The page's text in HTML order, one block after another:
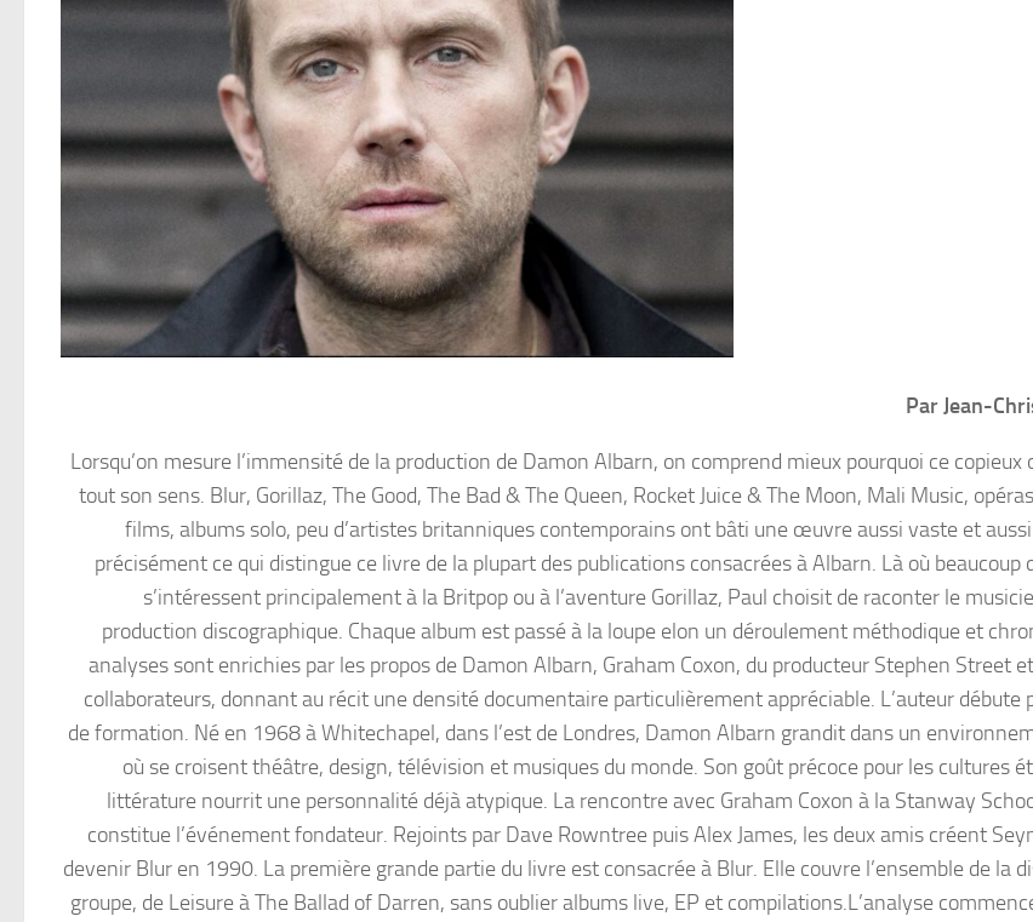
Par Jean-
Lorsqu’on mesure l’immensité de la production de Damon Albarn, on comprend mieux pourquoi ce copieux
tout son sens. Blur, Gorillaz, The Good, The Bad & The Queen, Rocket Juice & The Moon, Mali Music,
films, albums solo, peu d’artistes britanniques contemporains ont bâti une œuvre aussi vaste et aussi
précisément ce qui distingue ce livre de la plupart des publications consacrées à Albarn. Là où beaucoup
s’intéressent principalement à la Britpop ou à l’aventure Gorillaz, Paul choisit de raconter le
production discographique. Chaque album est passé à la loupe elon un déroulement méthodique et
analyses sont enrichies par les propos de Damon Albarn, Graham Coxon, du producteur Stephen Street
collaborateurs, donnant au récit une densité documentaire particulièrement appréciable. L’auteur débute
de formation. Né en 1968 à Whitechapel, dans l’est de Londres, Damon Albarn grandit dans un
où se croisent théâtre, design, télévision et musiques du monde. Son goût précoce pour les cultures
littérature nourrit une personnalité déjà atypique. La rencontre avec Graham Coxon à la Stanway
constitue l’événement fondateur. Rejoints par Dave Rowntree puis Alex James, les deux amis créent
devenir Blur en 1990. La première grande partie du livre est consacrée à Blur. Elle couvre l’ensemble de la
groupe, de Leisure à The Ballad of Darren, sans oublier albums live, EP et compilations.L’analyse